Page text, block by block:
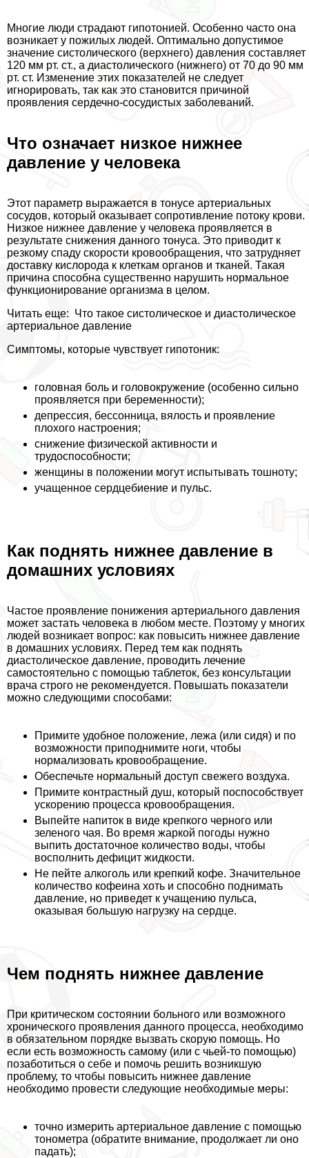
Многие люди страдают гипотонией. Особенно часто она
возникает у пожилых людей. Оптимально допустимое
значение систолического (верхнего) давления составляет
120 мм рт. ст., а диастолического (нижнего) от 70 до 90 мм
рт. ст. Изменение этих показателей не следует
игнорировать, так как это становится причиной
проявления сердечно-сосудистых заболеваний.
Что означает низкое нижнее
давление у человека
Этот параметр выражается в тонусе артериальных
сосудов, который оказывает сопротивление потоку крови.
Низкое нижнее давление у человека проявляется в
результате снижения данного тонуса. Это приводит к
резкому спаду скорости кровообращения, что затрудняет
доставку кислорода к клеткам органов и тканей. Такая
причина способна существенно нарушить нормальное
функционирование организма в целом.
Читать еще: Что такое систолическое и диастолическое
артериальное давление
Симптомы, которые чувствует гипотоник:
головная боль и головокружение (особенно сильно
проявляется при беременности);
депрессия, бессонница, вялость и проявление
плохого настроения;
снижение физической активности и
трудоспособности;
женщины в положении могут испытывать тошноту;
учащенное сердцебиение и пульс.
Как поднять нижнее давление в
домашних условиях
Частое проявление понижения артериального давления
может застать человека в любом месте. Поэтому у многих
людей возникает вопрос: как повысить нижнее давление
в домашних условиях. Перед тем как поднять
диастолическое давление, проводить лечение
самостоятельно с помощью таблеток, без консультации
врача строго не рекомендуется. Повышать показатели
можно следующими способами:
Примите удобное положение, лежа (или сидя) и по
возможности приподнимите ноги, чтобы
нормализовать кровообращение.
Обеспечьте нормальный доступ свежего воздуха.
Примите контрастный душ, который поспособствует
ускорению процесса кровообращения.
Выпейте напиток в виде крепкого черного или
зеленого чая. Во время жаркой погоды нужно
выпить достаточное количество воды, чтобы
восполнить дефицит жидкости.
Не пейте алкоголь или крепкий кофе. Значительное
количество кофеина хоть и способно поднимать
давление, но приведет к учащению пульса,
оказывая большую нагрузку на сердце.
Чем поднять нижнее давление
При критическом состоянии больного или возможного
хронического проявления данного процесса, необходимо
в обязательном порядке вызвать скорую помощь. Но
если есть возможность самому (или с чьей-то помощью)
позаботиться о себе и помочь решить возникшую
проблему, то чтобы повысить нижнее давление
необходимо провести следующие необходимые меры:
точно измерить артериальное давление с помощью
тонометра (обратите внимание, продолжает ли оно
падать);